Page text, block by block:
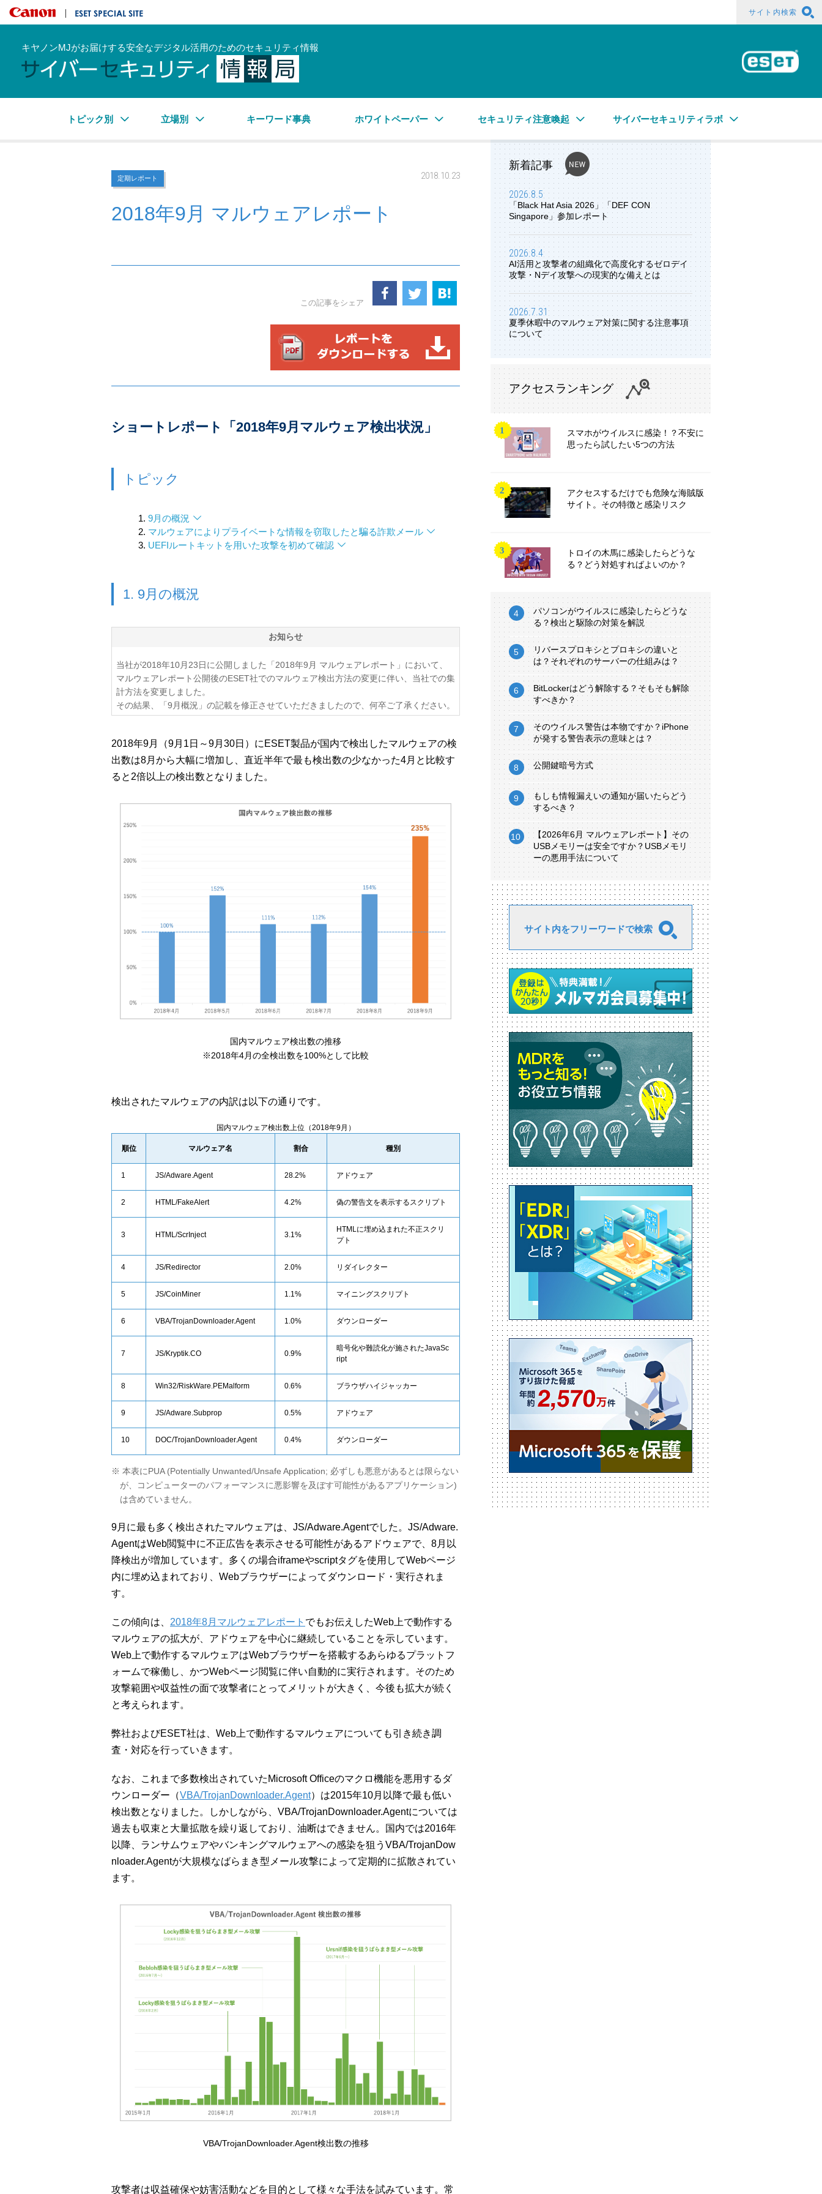
キヤノンマーケティングジャパン株式会社 サイト内検索
キヤノンMJがお届けする安全なデジタル活用のためのセキュリティ情報
トピック別 立場別 キーワード事典 ホワイトペーパー セキュリティ注意喚起 サイバーセキュリティラボ
定期レポート 2018.10.23
2018年9月 マルウェアレポート
この記事をシェア
ショートレポート「2018年9月マルウェア検出状況」
トピック
9月の概況
マルウェアによりプライベートな情報を窃取したと騙る詐欺メール
UEFIルートキットを用いた攻撃を初めて確認
1. 9月の概況
お知らせ
当社が2018年10月23日に公開しました「2018年9月 マルウェアレポート」において、
マルウェアレポート公開後のESET社でのマルウェア検出方法の変更に伴い、当社での集
計方法を変更しました。
その結果、「9月概況」の記載を修正させていただきましたので、何卒ご了承ください。
2018年9月（9月1日～9月30日）にESET製品が国内で検出したマルウェアの検
出数は8月から大幅に増加し、直近半年で最も検出数の少なかった4月と比較す
ると2倍以上の検出数となりました。
国内マルウェア検出数の推移
※2018年4月の全検出数を100%として比較
検出されたマルウェアの内訳は以下の通りです。
国内マルウェア検出数上位（2018年9月）
順位 マルウェア名 割合 種別
1 JS/Adware.Agent 28.2% アドウェア
2 HTML/FakeAlert 4.2% 偽の警告文を表示するスクリプト
3 HTML/ScrInject 3.1%
HTMLに埋め込まれた不正スクリ
プト
4 JS/Redirector 2.0% リダイレクター
5 JS/CoinMiner 1.1% マイニングスクリプト
6 VBA/TrojanDownloader.Agent 1.0% ダウンローダー
7 JS/Kryptik.CO 0.9%
暗号化や難読化が施されたJavaSc
ript
8 Win32/RiskWare.PEMalform 0.6% ブラウザハイジャッカー
9 JS/Adware.Subprop 0.5% アドウェア
10 DOC/TrojanDownloader.Agent 0.4% ダウンローダー
※ 本表にPUA (Potentially Unwanted/Unsafe Application; 必ずしも悪意があるとは限らない
が、コンピューターのパフォーマンスに悪影響を及ぼす可能性があるアプリケーション)
は含めていません。
9月に最も多く検出されたマルウェアは、JS/Adware.Agentでした。JS/Adware.
AgentはWeb閲覧中に不正広告を表示させる可能性があるアドウェアで、8月以
降検出が増加しています。多くの場合iframeやscriptタグを使用してWebページ
内に埋め込まれており、Webブラウザーによってダウンロード・実行されま
す。
この傾向は、 2018年8月マルウェアレポート でもお伝えしたWeb上で動作する
マルウェアの拡大が、アドウェアを中心に継続していることを示しています。
Web上で動作するマルウェアはWebブラウザーを搭載するあらゆるプラットフ
ォームで稼働し、かつWebページ閲覧に伴い自動的に実行されます。そのため
攻撃範囲や収益性の面で攻撃者にとってメリットが大きく、今後も拡大が続く
と考えられます。
弊社およびESET社は、Web上で動作するマルウェアについても引き続き調
査・対応を行っていきます。
なお、これまで多数検出されていたMicrosoft Officeのマクロ機能を悪用するダ
ウンローダー（VBA/TrojanDownloader.Agent）は2015年10月以降で最も低い
検出数となりました。しかしながら、VBA/TrojanDownloader.Agentについては
過去も収束と大量拡散を繰り返しており、油断はできません。国内では2016年
以降、ランサムウェアやバンキングマルウェアへの感染を狙うVBA/TrojanDow
nloader.Agentが大規模なばらまき型メール攻撃によって定期的に拡散されてい
ます。
VBA/TrojanDownloader.Agent検出数の推移
攻撃者は収益確保や妨害活動などを目的として様々な手法を試みています。常
新着記事
2026.8.5
「Black Hat Asia 2026」「DEF CON
Singapore」参加レポート
2026.8.4
AI活用と攻撃者の組織化で高度化するゼロデイ
攻撃・Nデイ攻撃への現実的な備えとは
2026.7.31
夏季休暇中のマルウェア対策に関する注意事項
について
アクセスランキング
スマホがウイルスに感染！？不安に
思ったら試したい5つの方法
アクセスするだけでも危険な海賊版
サイト。その特徴と感染リスク
トロイの木馬に感染したらどうな
る？どう対処すればよいのか？
パソコンがウイルスに感染したらどうな
る？検出と駆除の対策を解説
リバースプロキシとプロキシの違いと
は？それぞれのサーバーの仕組みは？
BitLockerはどう解除する？そもそも解除
すべきか？
そのウイルス警告は本物ですか？iPhone
が発する警告表示の意味とは？
公開鍵暗号方式
もしも情報漏えいの通知が届いたらどう
するべき？
【2026年6月 マルウェアレポート】その
USBメモリーは安全ですか？USBメモリ
ーの悪用手法について
サイト内をフリーワードで検索